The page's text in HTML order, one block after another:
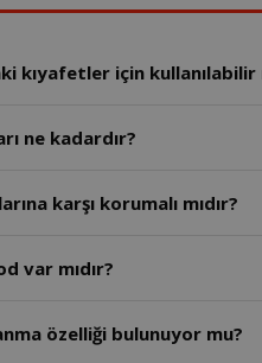
kıyafetler için kullanılabilir
ne kadardır?
karşı korumalı mıdır?
var mıdır?
özelliği bulunuyor mu?